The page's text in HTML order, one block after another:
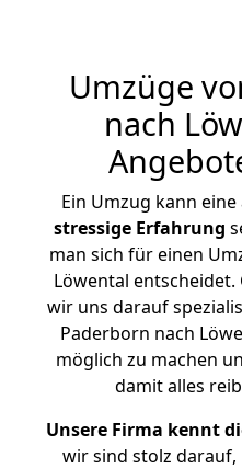
Umzüge
nach
Ein Umzug kann
stressige Erfahrung
man sich für einen
Löwental
wir uns darauf
Paderborn nach
möglich zu machen
damit alles
Unsere Firma kennt
wir sind stolz